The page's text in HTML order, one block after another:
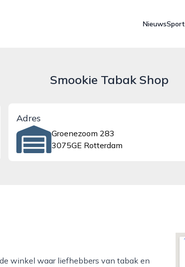
NieuwsSport
Smookie Tabak Shop
Adres
Groenezoom 283
3075GE Rotterdam